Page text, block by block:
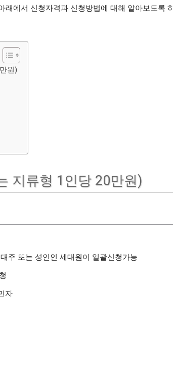
래에서 신청자격과 신청방법에 대해 알아보도록
원)
지류형 1인당 20만원)
주 또는 성인인 세대원이 일괄신청가능
자